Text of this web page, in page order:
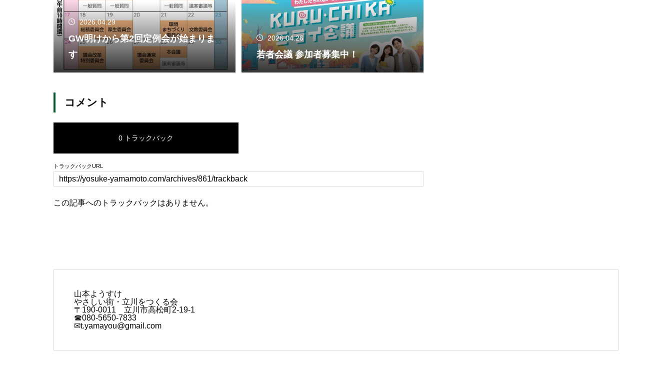
2026.04.29
GW明けから第2回定例会が始まりま
す
2026.04.26
若者会議 参加者募集中！
コメント
0 トラックバック
トラックバックURL
この記事へのトラックバックはありません。
山本ようすけ
やさしい街・立川をつくる会
〒190-0011 立川市高松町2-19-1
☎080-5650-7833
✉t.yamayou@gmail.com